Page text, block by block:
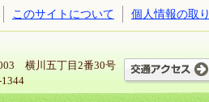
このサイトについて 個人情報の取
横川五丁目2番30号